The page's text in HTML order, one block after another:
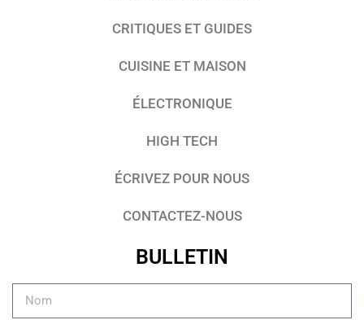
CRITIQUES ET GUIDES
CUISINE ET MAISON
ÉLECTRONIQUE
HIGH TECH
ÉCRIVEZ POUR NOUS
CONTACTEZ-NOUS
BULLETIN